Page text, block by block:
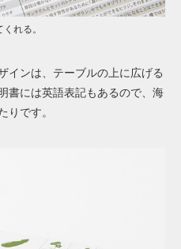
れる。
インは、テーブルの上に広げる
書には英語表記もあるので、海
りです。